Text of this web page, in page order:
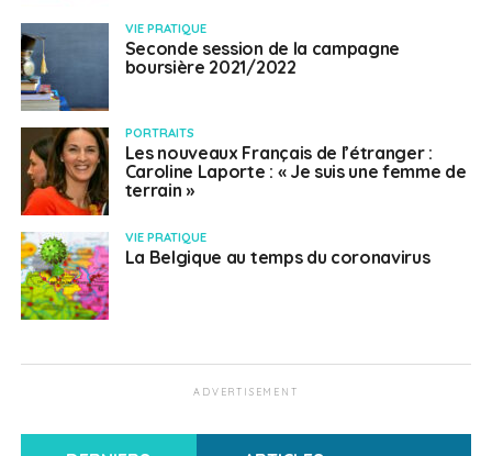
VIE PRATIQUE
Seconde session de la campagne
boursière 2021/2022
PORTRAITS
Les nouveaux Français de l’étranger :
Caroline Laporte : « Je suis une femme de
terrain »
VIE PRATIQUE
La Belgique au temps du coronavirus
ADVERTISEMENT